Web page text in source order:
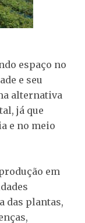
espaço no
e seu
alternativa
já que
e no meio
em
das plantas,